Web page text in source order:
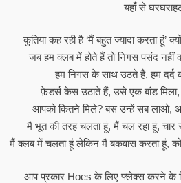
यहाँ से
कुतिया कह रही है ‘मैं बहुत ज्यादा करता हूं’
जब हम क्लब में होते हैं तो निगस पसंद नहीं
हम निगस के साथ उठते हैं, हम दर्द
फ़ेडर्स केस उठाते हैं, उसे एक बांड
आपको कितने मिले? बस उन्हें सब लाओ,
मैं भूत की तरह चलता हूं, मैं चल रहा हूं, चार
मैं क्लब में चलता हूं लेकिन मैं बकवास करता हूं,
आप प्रकार Hoes के लिए फ्लेक्स करने के